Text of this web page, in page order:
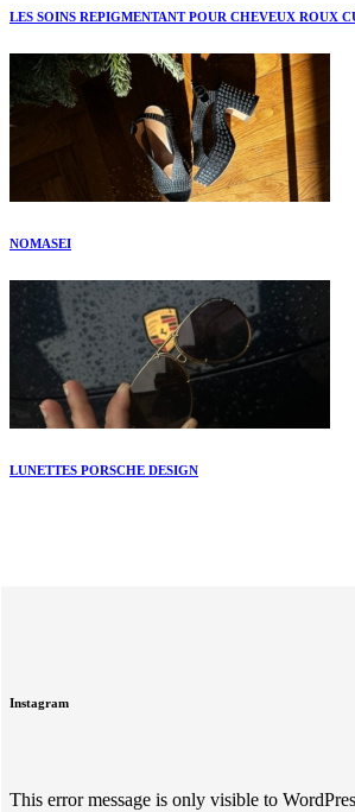
LES SOINS REPIGMENTANT POUR CHEVEUX ROUX
NOMASEI
LUNETTES PORSCHE DESIGN
Instagram
This error message is only visible to